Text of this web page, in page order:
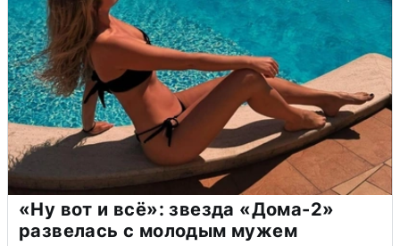
«Ну вот и всё»: звезда «Дома-2»
развелась с молодым мужем